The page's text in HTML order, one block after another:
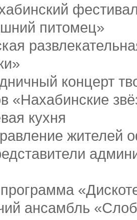
питомец»
концерт
«Нахабинские
кухня
жителей
ансамбль